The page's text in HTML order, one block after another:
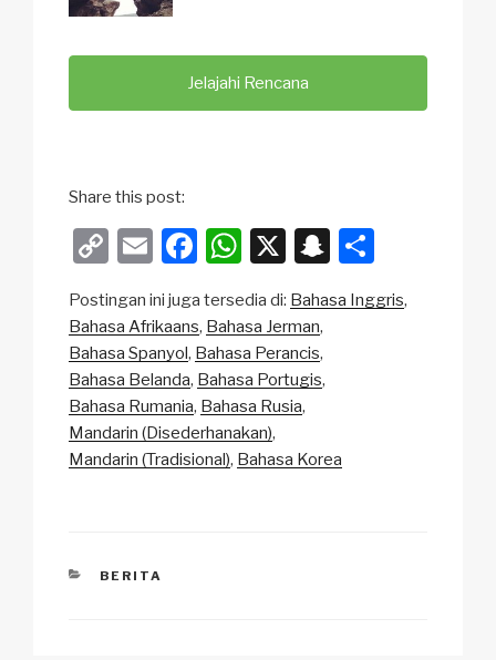
Jelajahi Rencana
Share this post:
C
p
y
Li
n
k
E
ail
F
c
e
b
o
o
W
at
s
A
p
p
X
S
a
at
ar
Postingan ini juga tersedia di: Bahasa Inggris
Bahasa Afrikaans Bahasa Jerman
Bahasa Spanyol
Bahasa Perancis
Bahasa Belanda Bahasa Portugis
Bahasa Rumania Bahasa Rusia
Mandarin (Disederhanakan)
Mandarin (Tradisional) Bahasa Korea
CATEGORIES
BERITA